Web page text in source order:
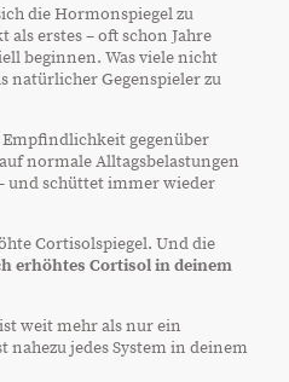
die Hormonspiegel zu
erstes – oft schon Jahre
beginnen. Was viele nicht
natürlicher Gegenspieler zu
gegenüber
normale Alltagsbelastungen
und schüttet immer wieder
Cortisolspiegel. Und die
erhöhtes Cortisol in deinem
weit mehr als nur ein
nahezu jedes System in deinem